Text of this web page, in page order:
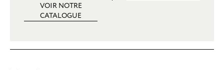
VOIR NOTRE
CATALOGUE